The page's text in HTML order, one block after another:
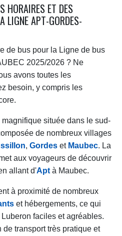
HORAIRES ET DES
LIGNE APT-GORDES-
de bus pour la Ligne de bus
2025/2026 ? Ne
avons toutes les
besoin, y compris les
située dans le sud-
de nombreux villages
, Gordes et Maubec. La
aux voyageurs de découvrir
allant d'Aptà Maubec.
à proximité de nombreux
et hébergements, ce qui
faciles et agréables.
transport très pratique et